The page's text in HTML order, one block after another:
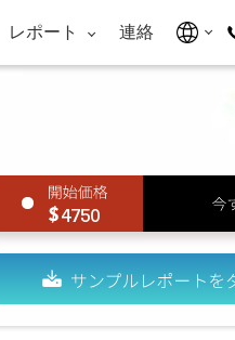
レポート 連絡
4750